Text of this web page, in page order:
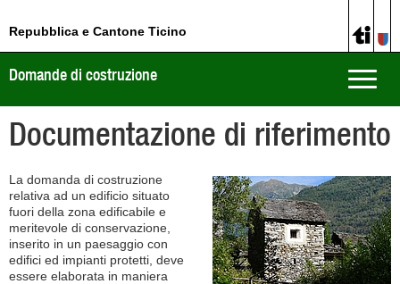
Repubblica e Cantone Ticino
Toggle
Domande di costruzione
Documentazione di riferimento
La domanda di costruzione
relativa ad un edificio situato
fuori della zona edificabile e
meritevole di conservazione,
inserito in un paesaggio con
edifici ed impianti protetti, deve
essere elaborata in maniera